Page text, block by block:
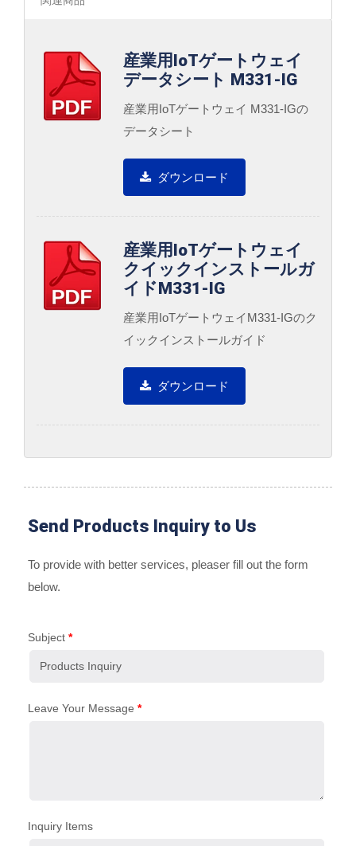
産業用IoTゲートウェイ
データシート M331-IG
産業用IoTゲートウェイ M331-IGの
データシート
ダウンロード
産業用IoTゲートウェイ
クイックインストールガ
イドM331-IG
産業用IoTゲートウェイM331-IGのク
イックインストールガイド
ダウンロード